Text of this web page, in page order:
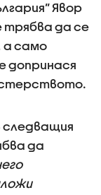
Явор
трябва да се
а само
допринася
следващия
да